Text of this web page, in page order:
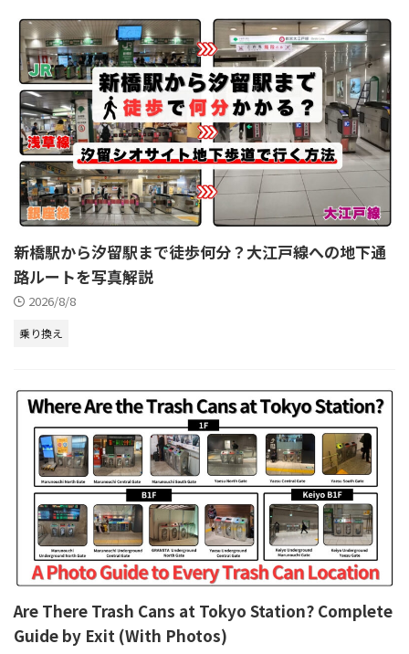
新橋駅から汐留駅まで徒歩何分？大江戸線への地下通
路ルートを写真解説
2026/8/8
乗り換え
Are There Trash Cans at Tokyo Station? Complete
Guide by Exit (With Photos)